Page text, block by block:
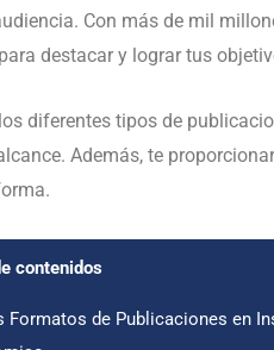
Con más de mil
destacar y lograr tus
diferentes tipos de
Además, te
contenidos
de Publicaciones en